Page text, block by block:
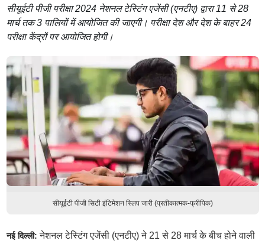
सीयूईटी पीजी परीक्षा 2024 नेशनल टेस्टिंग एजेंसी (एनटीए) द्वारा 11 से 28
मार्च तक 3 पालियों में आयोजित की जाएगी। परीक्षा देश और देश के बाहर 24
परीक्षा केंद्रों पर आयोजित होगी।
सीयूईटी पीजी सिटी इंटिमेशन स्लिप जारी (प्रतीकात्मक-फ्रीपिक)
नई दिल्ली:नेशनल टेस्टिंग एजेंसी (एनटीए) ने 21 से 28 मार्च के बीच होने वाली